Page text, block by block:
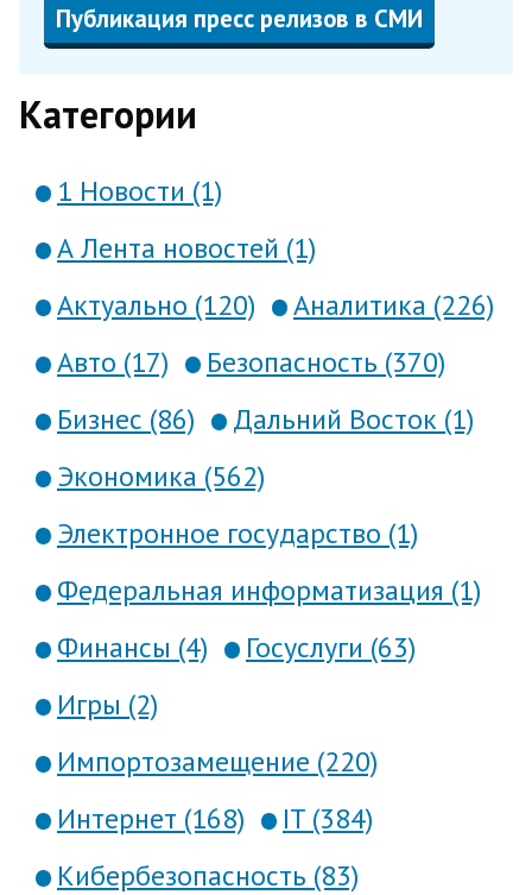
Публикация пресс релизов в СМИ
Категории
1 Новости (1)
А Лента новостей (1)
Актуально (120)
Аналитика (226)
Авто (17)
Безопасность (370)
Бизнес (86)
Дальний Восток (1)
Экономика (562)
Электронное государство (1)
Федеральная информатизация (1)
Финансы (4)
Госуслуги (63)
Игры (2)
Импортозамещение (220)
Интернет (168)
IT (384)
Кибербезопасность (83)